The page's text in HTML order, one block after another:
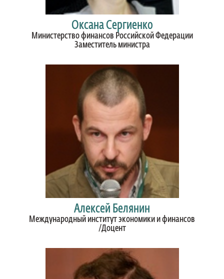
Оксана Сергиенко
Министерство финансов Российской Федерации
Заместитель министра
Алексей Белянин
Международный институт экономики и финансов
/Доцент